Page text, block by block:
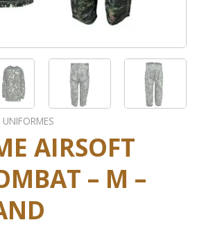
UNIFORMES
AIRSOFT
– M –